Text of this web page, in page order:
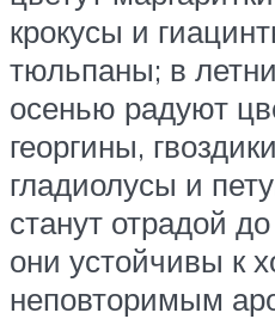
крокусы и
тюльпаны; в
осенью радуют
георгины,
гладиолусы и
станут отрадой
они устойчивы к
неповторимым